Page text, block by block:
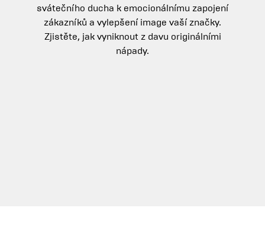
svátečního ducha k emocionálnímu zapojení
zákazníků a vylepšení image vaší značky.
Zjistěte, jak vyniknout z davu originálními
nápady.